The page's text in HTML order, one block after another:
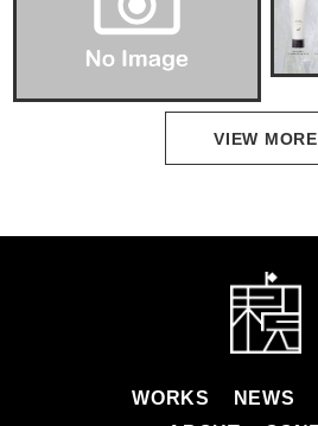
VIEW MORE
WORKS NEWS